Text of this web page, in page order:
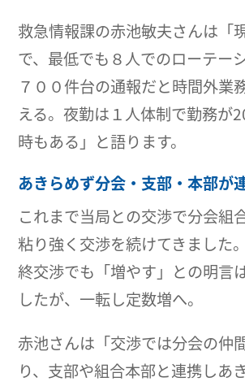
救急情報課の赤池敏夫さんは「
で、最低でも８人でのローテー
７００件台の通報だと時間外業
える。夜勤は１人体制で勤務が
時もある」と語ります。
あきらめず分会・支部・本部が
これまで当局との交渉で分会組
粘り強く交渉を続けてきました
終交渉でも「増やす」との明言
したが、一転し定数増へ。
赤池さんは「交渉では分会の仲
り、支部や組合本部と連携しあ